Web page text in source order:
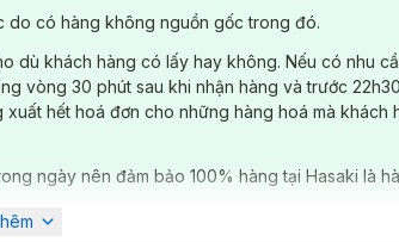
do có hàng không nguồn gốc trong đó.
dù khách hàng có lấy hay không. Nếu có nhu
vòng 30 phút sau khi nhận hàng và trước
hết hoá đơn cho những hàng hoá mà khách
ngày nên đảm bảo 100% hàng tại Hasaki là